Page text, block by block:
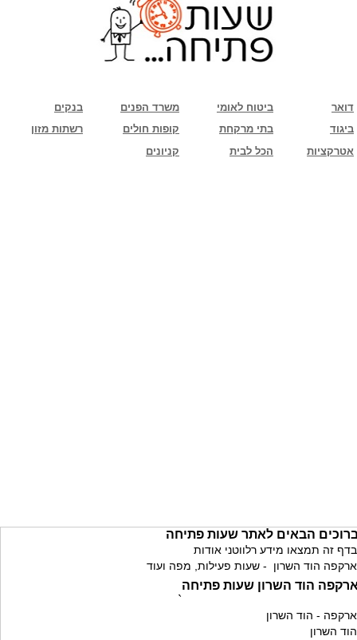
בנקים משרד הפנים ביטוח לאומי
דואר
רשתות מזון
קופות חולים בתי מרקחת
ביגוד
קניונים
הכל לבית אטרקציות
הבאים לאתר שעות פתיחה
בדף זה תמצאו מידע רלווטני אודות
ארקפה הוד השרון - שעות פעילות, מפה ועוד
הוד השרון שעות פתיחה
`
ארקפה - הוד השרון
הוד השרון